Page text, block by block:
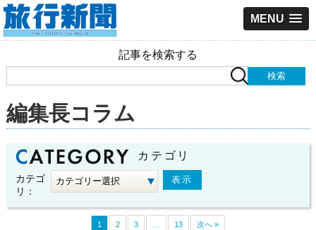
MENU
記事を検索する
編集長コラム
カテゴリ
カテゴ
リ：
1 2 3 13 次へ »